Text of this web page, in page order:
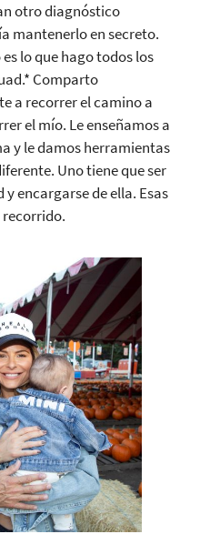
otro diagnóstico
mantenerlo en secreto.
lo que hago todos los
Comparto
a recorrer el camino a
el mío. Le enseñamos a
y le damos herramientas
Uno tiene que ser
encargarse de ella. Esas
recorrido.